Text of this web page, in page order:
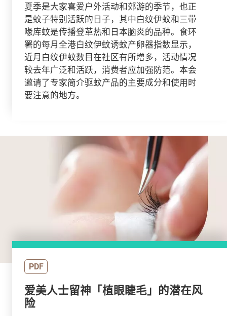
夏季是大家喜爱户外活动和郊游的季节，也正
是蚊子特别活跃的日子，其中白纹伊蚊和三带
喙库蚊是传播登革热和日本脑炎的品种。食环
署的每月全港白纹伊蚊诱蚊产卵器指数显示，
近月白纹伊蚊数目在社区有所增多，活动情况
较去年广泛和活跃，消费者应加强防范。本会
邀请了专家简介驱蚊产品的主要成分和使用时
要注意的地方。
PDF
爱美人士留神「植眼睫毛」的潜在风
险